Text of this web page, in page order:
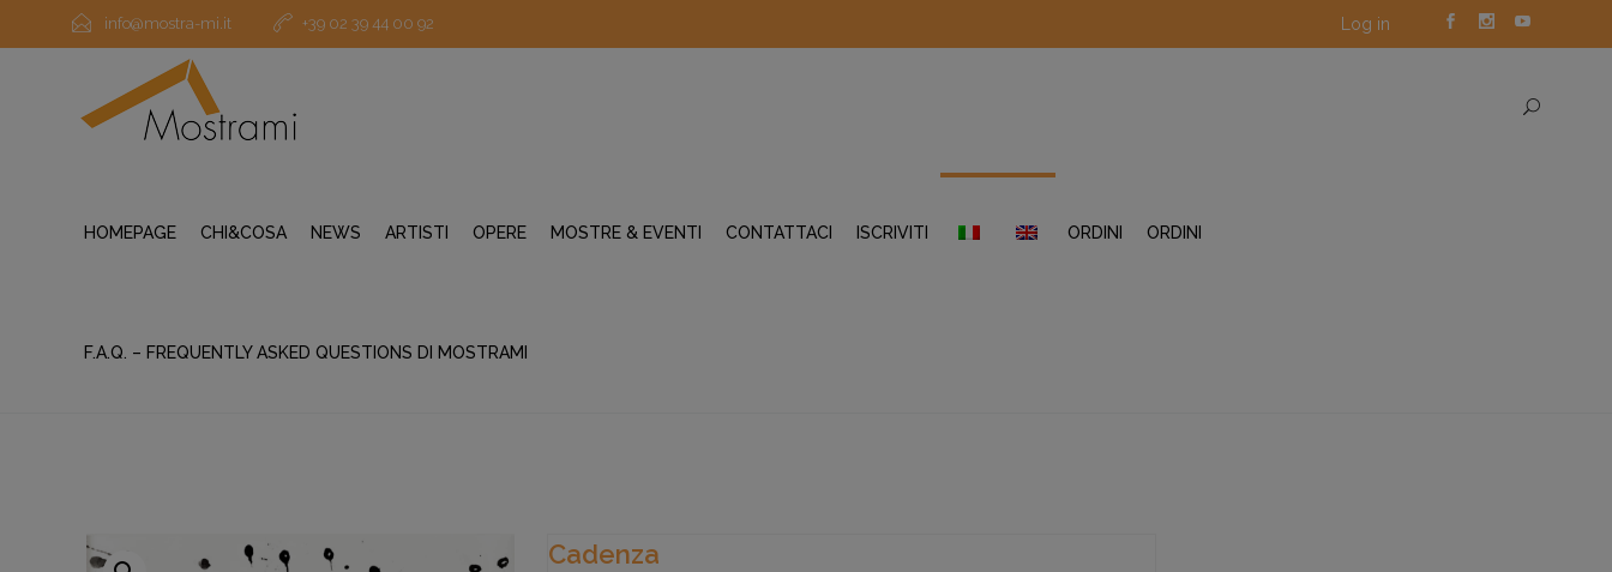
info@mostra-mi.it +39 02 39 44 00 92 Log in
HOMEPAGE CHI&COSA NEWS ARTISTI OPERE MOSTRE & EVENTI CONTATTACI ISCRIVITI ORDINI ORDINI
F.A.Q. – FREQUENTLY ASKED QUESTIONS DI MOSTRAMI
Cadenza